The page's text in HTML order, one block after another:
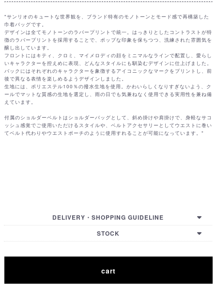
"サンリオのキュートな世界観を、ブランド特有のモノトーンとモード感で再構築した
巾着バッグです。
デザインは全てモノトーンのラバープリントで統一。はっきりとしたコントラストが特
徴のラバープリントを採用することで、ポップな印象を保ちつつ、洗練された雰囲気を
醸し出しています。
フロントにはキティ、クロミ、マイメロディの顔をミニマルなラインで配置し、愛らし
いキャラクターを控えめに表現、どんなスタイルにも馴染むデザインに仕上げました。
バックにはそれぞれのキャラクターを象徴するアイコニックなマークをプリントし、前
後で異なる表情を楽しめるようデザインしました。
生地には、ポリエステル100％の撥水生地を使用。かわいらしくなりすぎないよう、ク
ールでマットな質感の生地を選定し、雨の日でも気兼ねなく使用できる実用性を兼ね備
えています。
付属のショルダーベルトはショルダーバッグとして、斜め掛けや肩掛けで、身軽なサコ
ッシュ感覚でご使用いただけるスタイルや、ベルトアクセサリーとしてウエストに巻い
てベルト代わりやウエストポーチのように使用すれることが可能になっています。"
DELIVERY・SHOPPING GUIDELINE
【国内配送・お支払い・諸注意】
【国际配送・支付方式・购买须知】
【GUIDELINE (EN)】
【International Shipping Country List】
STOCK
KYOTOcart